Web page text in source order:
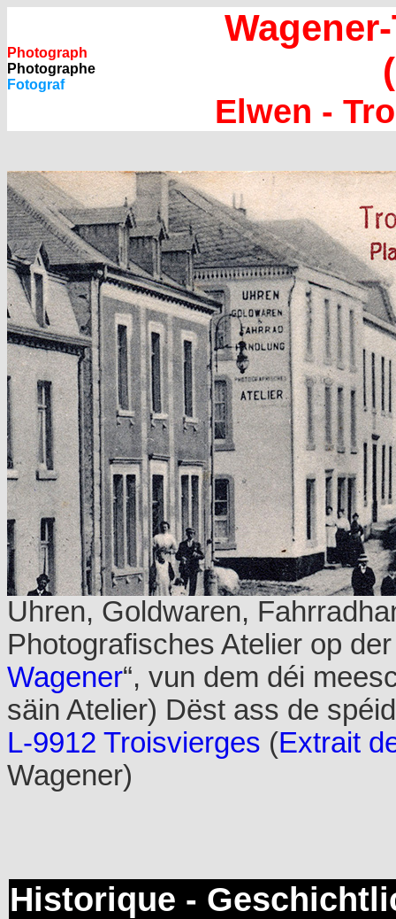
Photograph
Photographe
Fotograf
Elwen -
Uhren, Goldwaren,
Photografisches Atelier op
Wagener“, vun dem déi
säin Atelier) Dëst ass de
L-9912 Troisvierges (Extrait
Wagener)
Historique -